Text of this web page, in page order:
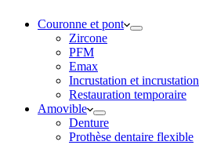
Couronne et pont
Zircone
PFM
Emax
Incrustation et incrustation
Restauration temporaire
Amovible
Denture
Prothèse dentaire flexible